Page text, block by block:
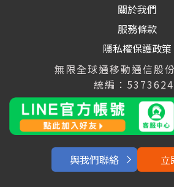
關於我們
服務條款
隱私權保護政策
無限全球通移動通信股
統編：
與我們聯絡 立